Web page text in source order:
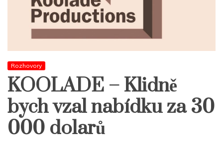
Rozhovory
KOOLADE – Klidně
bych vzal nabídku za 30
000 dolarů